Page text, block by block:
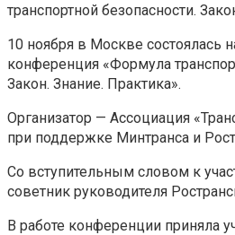
транспортной безопасности.
10 ноября в Москве состоялась
конференция «Формула
Закон. Знание. Практика».
Организатор — Ассоциация
при поддержке Минтранса и
Со вступительным словом к
советник руководителя
В работе конференции приняла